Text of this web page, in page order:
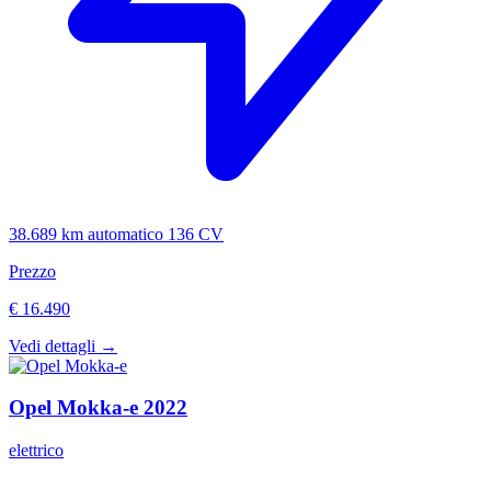
38.689 km automatico 136 CV
Prezzo
€ 16.490
Vedi dettagli →
Opel Mokka-e 2022
elettrico